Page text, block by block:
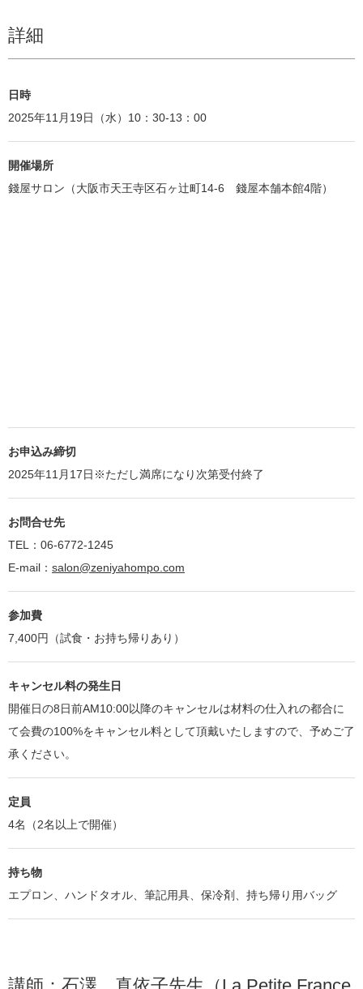
詳細
日時
2025年11月19日（水）10：30-13：00
開催場所
錢屋サロン（大阪市天王寺区石ヶ辻町14-6 錢屋本舗本館4階）
お申込み締切
2025年11月17日※ただし満席になり次第受付終了
お問合せ先
TEL：06-6772-1245
E-mail： salon@zeniyahompo.com
参加費
7,400円（試食・お持ち帰りあり）
キャンセル料の発生日
開催日の8日前AM10:00以降のキャンセルは材料の仕入れの都合に
て会費の100%をキャンセル料として頂戴いたしますので、予めご了
承ください。
定員
4名（2名以上で開催）
持ち物
エプロン、ハンドタオル、筆記用具、保冷剤、持ち帰り用バッグ